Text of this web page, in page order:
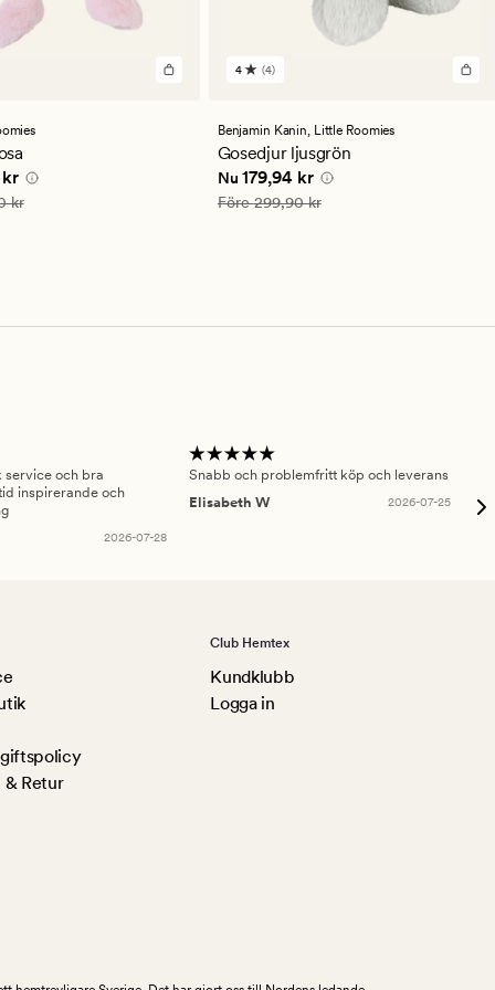
pris
kr
249,90 kr
kr
4
ett
genomsnittligt
betyg
på
4
4 (4)
Benjamin Kanin, Little Roomies
Gosedjur ljusgrön
Nuvarande pris
Nu 179,94 kr
Ordinarie pris 299,90 kr
Före299,90 kr
service och bra
inspirerande och
2026-07-28
Snabb och problemfritt köp och leverans
Elisabeth W
2026-07-25
Retur
Club Hemtex
Kundklubb
Logga in